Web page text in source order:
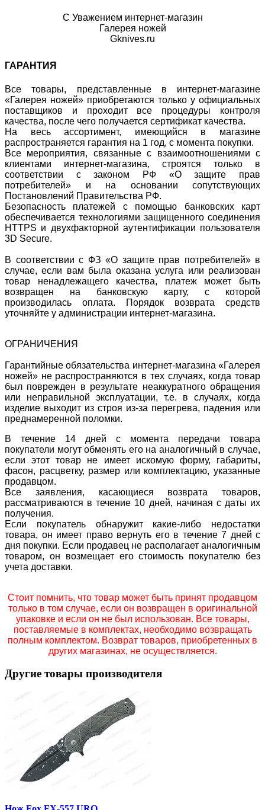
С Уважением интернет-магазин
Галерея ножей
Gknives.ru
ГАРАНТИЯ
Все товары, представленные в интернет-магазине
«Галерея ножей» приобретаются только у официальных
поставщиков и проходит все процедуры контроля
качества, после чего получается сертификат качества.
На весь ассортимент, имеющийся в магазине
распространяется гарантия на 1 год, с момента покупки.
Все мероприятия, связанные с взаимоотношениями с
клиентами интернет-магазина, строятся только в
соответствии с законом РФ «О защите прав
потребителей» и на основании сопутствующих
Постановлений Правительства РФ.
Безопасность платежей с помощью банковских карт
обеспечивается технологиями защищенного соединения
HTTPS и двухфакторной аутентификации пользователя
3D Secure.
В соответствии с ФЗ «О защите прав потребителей» в
случае, если вам была оказана услуга или реализован
товар ненадлежащего качества, платеж может быть
возвращен на банковскую карту, с которой
производилась оплата. Порядок возврата средств
уточняйте у администрации интернет-магазина.
ОГРАНИЧЕНИЯ
Гарантийные обязательства интернет-магазина «Галерея
ножей» не распространяются в тех случаях, когда товар
был поврежден в результате неаккуратного обращения
или неправильной эксплуатации, т.е. в случаях, когда
изделие выходит из строя из-за перегрева, падения или
преднамеренной поломки.
В течение 14 дней с момента передачи товара
покупатели могут обменять его на аналогичный в случае,
если этот товар не имеет искомую форму, габариты,
фасон, расцветку, размер или комплектацию, указанные
продавцом.
Все заявления, касающиеся возврата товаров,
рассматриваются в течение 10 дней, начиная с даты их
получения.
Если покупатель обнаружит какие-либо недостатки
товара, он имеет право вернуть его в течение 7 дней с
дня покупки. Если продавец не располагает аналогичным
товаром, он возмещает его стоимость покупателю без
учета доставки.
Стоит помнить, что товар может быть принят продавцом
только в том случае, если он возвращен в оригинальной
упаковке и если он не был использован. Все товары,
поставляемые в комплектах, необходимо возвращать
полным комплектом. Возврат товаров, приобретенных в
других магазинах, не осуществляется.
Другие товары производителя